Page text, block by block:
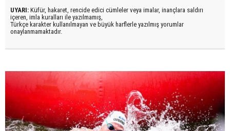
UYARI: Küfür, hakaret, rencide edici cümleler veya imalar, inançlara saldırı
içeren, imla kuralları ile yazılmamış,
Türkçe karakter kullanılmayan ve büyük harflerle yazılmış yorumlar
onaylanmamaktadır.